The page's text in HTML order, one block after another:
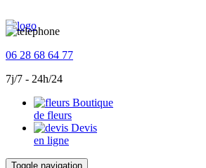
06 28 68 64 77
7j/7 - 24h/24
Boutique
de fleurs
Devis
en ligne
Toggle navigation